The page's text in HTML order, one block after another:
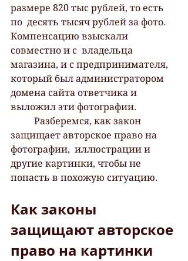
размере 820 тыс рублей, то есть
по  десять тысяч рублей за фото.
Компенсацию взыскали
совместно и с  владельца
магазина, и с предпринимателя,
который был администратором
домена сайта ответчика и
выложил эти фотографии.
защищает авторское право на
фотографии,  иллюстрации и
другие картинки, чтобы не
Как законы
защищают авторское
право на картинки